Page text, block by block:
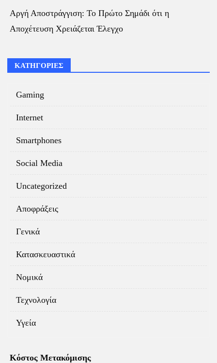
Αργή Αποστράγγιση: Το Πρώτο Σημάδι ότι η
Αποχέτευση Χρειάζεται Έλεγχο
ΚΑΤΗΓΟΡΙΕΣ
Gaming
Internet
Smartphones
Social Media
Uncategorized
Αποφράξεις
Γενικά
Κατασκευαστικά
Νομικά
Τεχνολογία
Υγεία
Κόστος Μετακόμισης